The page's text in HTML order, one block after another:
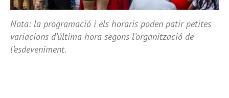
Nota: la programació i els horaris poden patir petites
variacions d’última hora segons l’organització de
l’esdeveniment.